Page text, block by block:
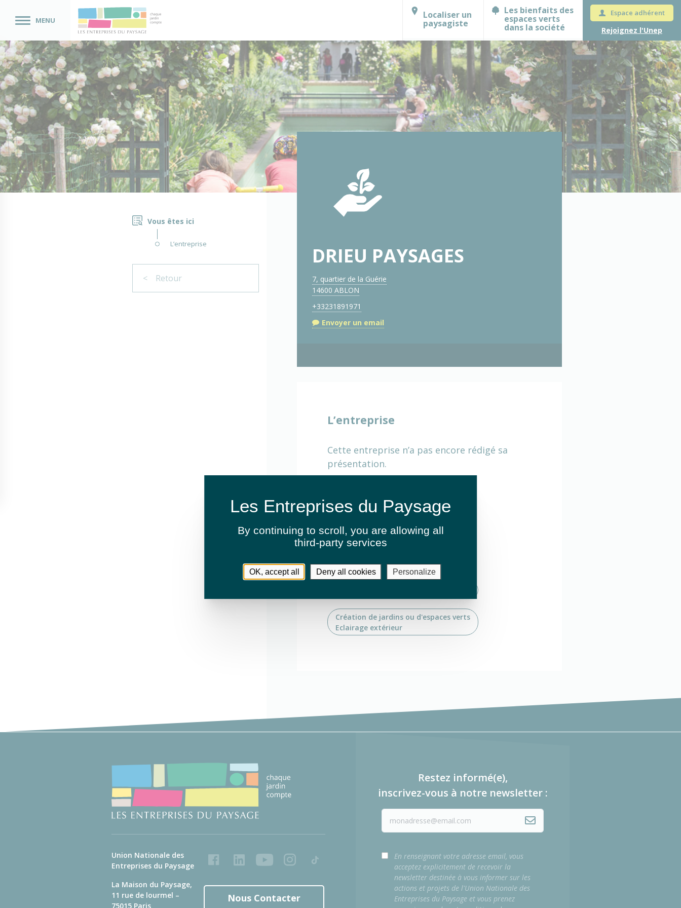
MENU Localiser un
paysagiste
Les bienfaits des
espaces verts
dans la société
Espace adhérent
Rejoignez l'Unep
Vous êtes ici
L’entreprise
< Retour
DRIEU PAYSAGES
7, quartier de la Guérie
14600 ABLON
+33231891971
Envoyer un email
L’entreprise
Cette entreprise n’a pas encore rédigé sa
présentation.
Activités
Entretien de jardins ou espaces verts
Fauchage / Débroussaillage
Création de jardins ou d'espaces verts
Eclairage extérieur
Union Nationale des
Entreprises du Paysage
La Maison du Paysage,
11 rue de lourmel –
75015 Paris
FacebookLinkedInYoutubeInstagram
Tiktok
Nous Contacter
Restez informé(e),
inscrivez-vous à notre newsletter :
En renseignant votre adresse email, vous
acceptez explicitement de recevoir la
newsletter destinée à vous informer sur les
actions et projets de l'Union Nationale des
Entreprises du Paysage et vous prenez
By continuing to scroll, you are allowing all
third-party services
OK, accept all Deny all cookies Personalize